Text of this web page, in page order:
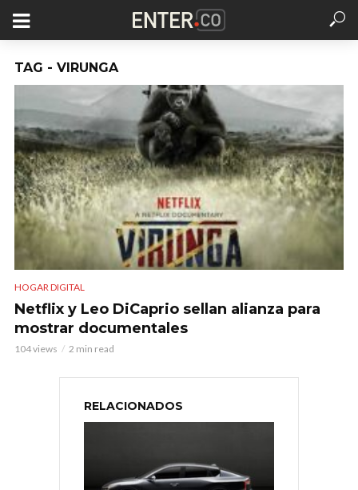
TAG - VIRUNGA
HOGAR DIGITAL
Netflix y Leo DiCaprio sellan alianza para
mostrar documentales
104 views 2 min read
RELACIONADOS